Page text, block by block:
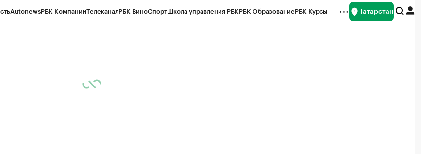
AutonewsРБК КомпанииТелеканалРБК ВиноСпортШкола управления РБКРБК ОбразованиеРБК Курсы Татарстан